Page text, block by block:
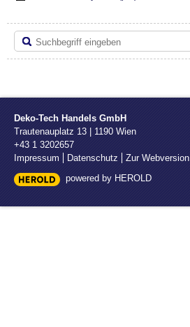
Deko-Tech Handels GmbH
Trautenauplatz 13
1190 Wien
+43 1 3202657
Impressum
Datenschutz
Zur Webversion
powered by HEROLD